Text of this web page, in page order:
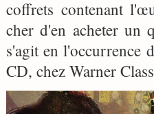
coffrets contenant
cher d'en acheter un
s'agit en l'occurrence
CD, chez Warner